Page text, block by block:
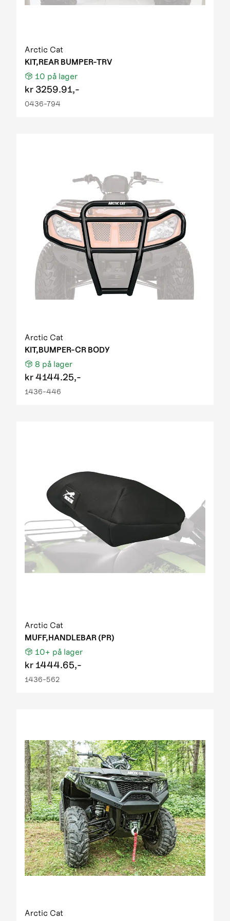
Arctic Cat
KIT,REAR BUMPER-TRV
10 på lager
kr 3259.91,-
0436-794
Arctic Cat
KIT,BUMPER-CR BODY
8 på lager
kr4144.25,-
1436-446
Arctic Cat
MUFF,HANDLEBAR (PR)
10+ på lager
kr 1444.65,-
1436-562
Arctic Cat